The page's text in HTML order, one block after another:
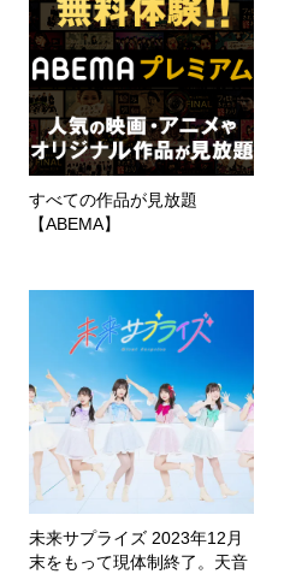
すべての作品が見放題
【ABEMA】
未来サプライズ 2023年12月
末をもって現体制終了。天音